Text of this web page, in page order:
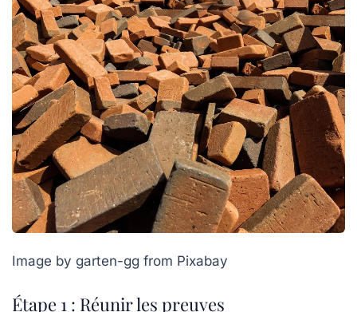
Image by garten-gg from Pixabay
Étape 1 : Réunir les preuves